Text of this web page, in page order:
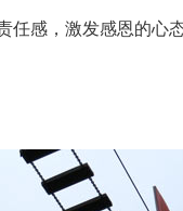
感，激发感恩的心